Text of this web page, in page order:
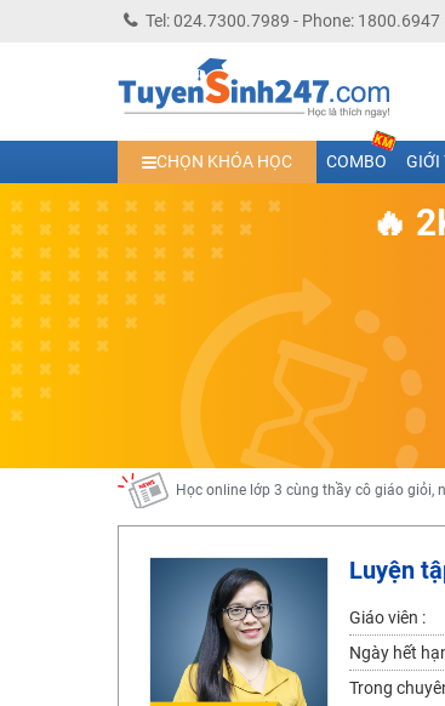
Tel: 024.7300.7989 - Phone: 1800.6947
CHỌN KHÓA HỌC COMBO GIỚI
🔥
Học trực tuyến lớp 10 các môn Toán - Lý
Học online trực tuyến cấp Tiểu học và
Học online lớp 5 cùng thầy cô giáo giỏi,
Học online lớp 7 cùng thầy cô giáo giỏi
Học online lớp 6 cùng thầy cô giỏi, nổi
Học online lớp 8 cùng thầy cô giáo giỏi
2K13! Bứt Phá Lớp 5 Năm Học 2023 -
Học online lớp 4 cùng thầy cô giáo giỏi,
Học online lớp 3 cùng thầy cô giáo giỏi,
Học online lớp 2 với thầy cô giáo giỏi,
2K6! Lộ Trình Sun 2024 - Ba bước luyện
Hot! Lễ hội đồng giá 449K - 499K toàn
Khuyến Mãi Khoá Học 1K Chỉ Từ 11-13/
Đồng giá khóa học 499K - 399K (13/11-
Luyện
Giáo viên :
Ngày hết
Trong